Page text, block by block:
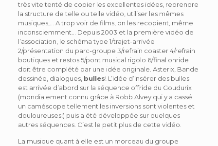
très vite tenté de copier les excellentes idées, reprendre
la structure de telle ou telle vidéo, utiliser les mêmes
musiques,… A trop voir de films, on les recopient, même
inconsciemment… Depuis 2003 et la première vidéo de
l’association, le schéma type 1/trajet-arrivée
2/présentation du parc-groupe 3/refrain coaster 4/refrain
boutiques et restos 5/pont musical rigolo 6/final onride
doit être complété par une idée originale. Asterix, Bande
dessinée, dialogues, bulles! L’idée d’insérer des bulles
est arrivée d’abord sur la séquence offride du Goudurix
(mondialement connu grâce à Robb Alvey qui y a cassé
un caméscope tellement les inversions sont violentes et
douloureuses!) puis a été développée sur quelques
autres séquences. C’est le petit plus de cette vidéo.
La musique quant à elle est un morceau du groupe